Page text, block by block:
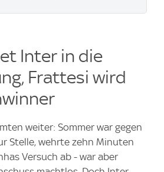
Inter in die
Frattesi wird
weiter: Sommer war gegen
Stelle, wehrte zehn Minuten
Versuch ab - war aber